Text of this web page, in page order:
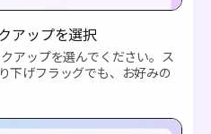
アップを選択
アップを選んでください。ス
下げフラッグでも、お好みの